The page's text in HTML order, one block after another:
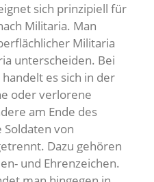
sich prinzipiell für
Militaria. Man
Militaria
unterscheiden. Bei
es sich in der
oder verlorene
am Ende des
Soldaten von
Dazu gehören
und Ehrenzeichen.